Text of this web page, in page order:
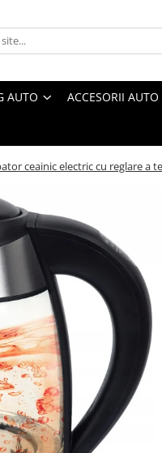
AUTO ACCESORII AUTO
ceainic electric cu reglare a